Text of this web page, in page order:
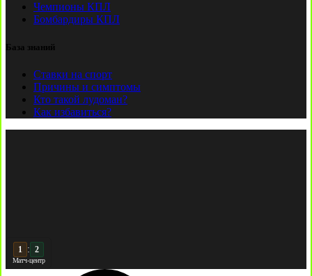
Чемпионы КПЛ
Бомбардиры КПЛ
База знаний
Ставки на спорт
Причины и симптомы
Кто такой лудоман?
Как избавиться?
2 : 2
Матч-центр